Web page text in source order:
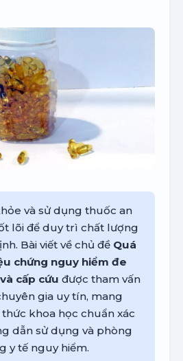
và sử dụng thuốc an
lõi để duy trì chất lượng
Bài viết về chủ đề Quá
chứng nguy hiểm đe
cấp cứu được tham vấn
gia uy tín, mang
khoa học chuẩn xác
dẫn sử dụng và phòng
y tế nguy hiểm.